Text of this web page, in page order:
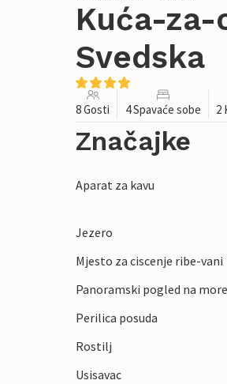
Kuća-za-
Svedska
8 Gosti 4 Spavaće sobe 2
Značajke
Aparat za kavu
Jezero
Mjesto za ciscenje ribe-vani
Panoramski pogled na more
Perilica posuda
Rostilj
Usisavac